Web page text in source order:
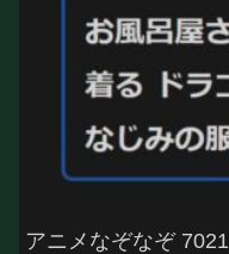
アニメなぞなぞ 7021